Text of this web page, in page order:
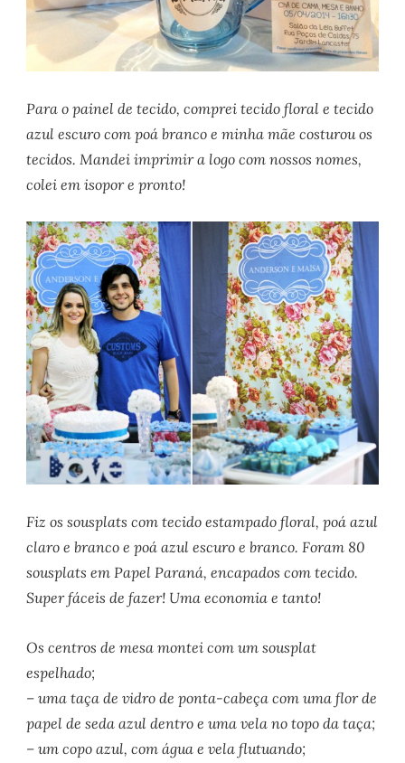
Para o painel de tecido, comprei tecido floral e tecido
azul escuro com poá branco e minha mãe costurou os
tecidos. Mandei imprimir a logo com nossos nomes,
colei em isopor e pronto!
Fiz os sousplats com tecido estampado floral, poá azul
claro e branco e poá azul escuro e branco. Foram 80
sousplats em Papel Paraná, encapados com tecido.
Super fáceis de fazer! Uma economia e tanto!
Os centros de mesa montei com um sousplat
espelhado;
– uma taça de vidro de ponta-cabeça com uma flor de
papel de seda azul dentro e uma vela no topo da taça;
– um copo azul, com água e vela flutuando;